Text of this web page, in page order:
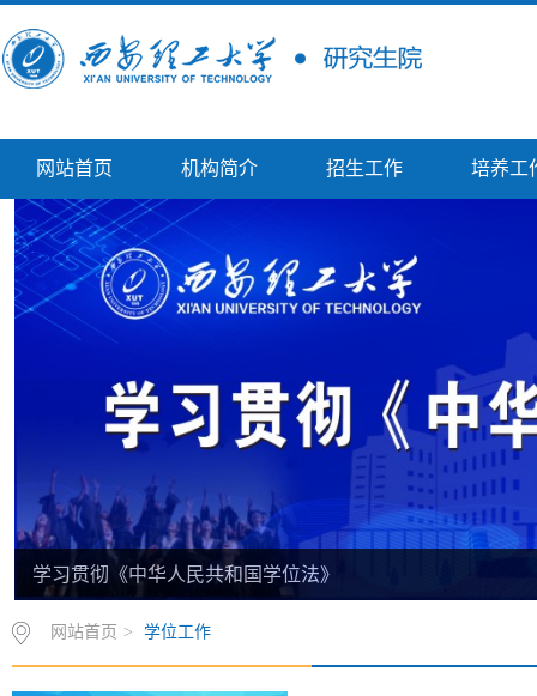
网站首页 机构简介 招生工作 培养工
学习贯彻《中华人民共和国学位法》
网站首页 > 学位工作